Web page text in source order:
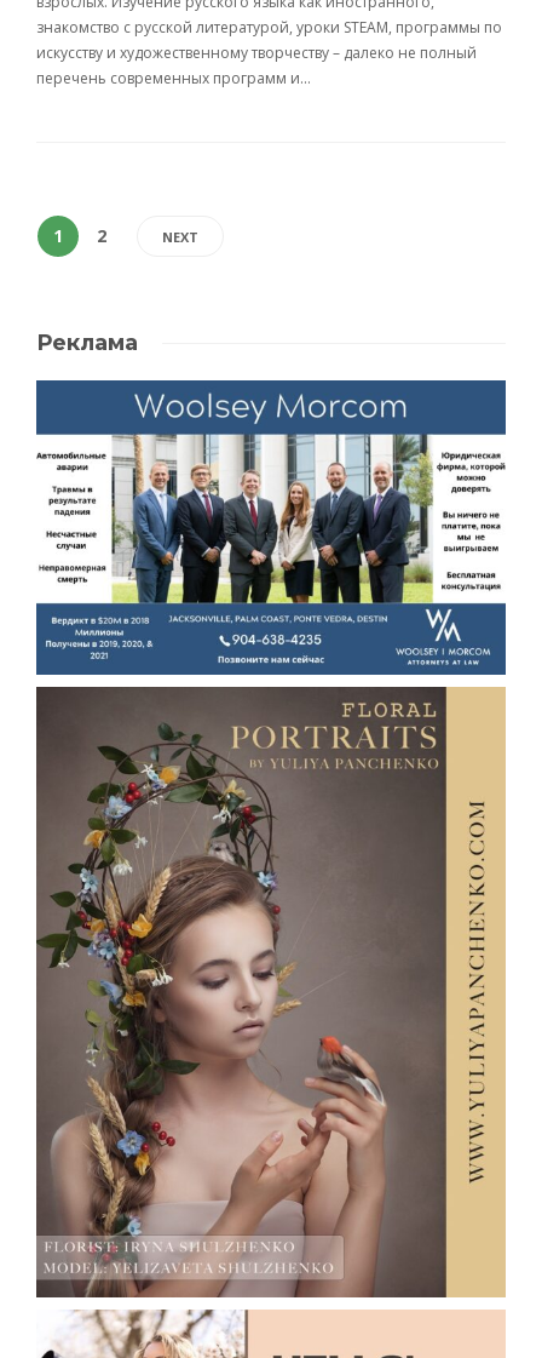
знакомство с русской литературой, уроки STEAM, программы по
искусству и художественному творчеству – далеко не полный
перечень современных программ и…
1 2 NEXT
Реклама